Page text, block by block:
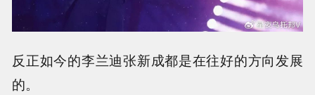
反正如今的李兰迪张新成都是在往好的方向发展
的。